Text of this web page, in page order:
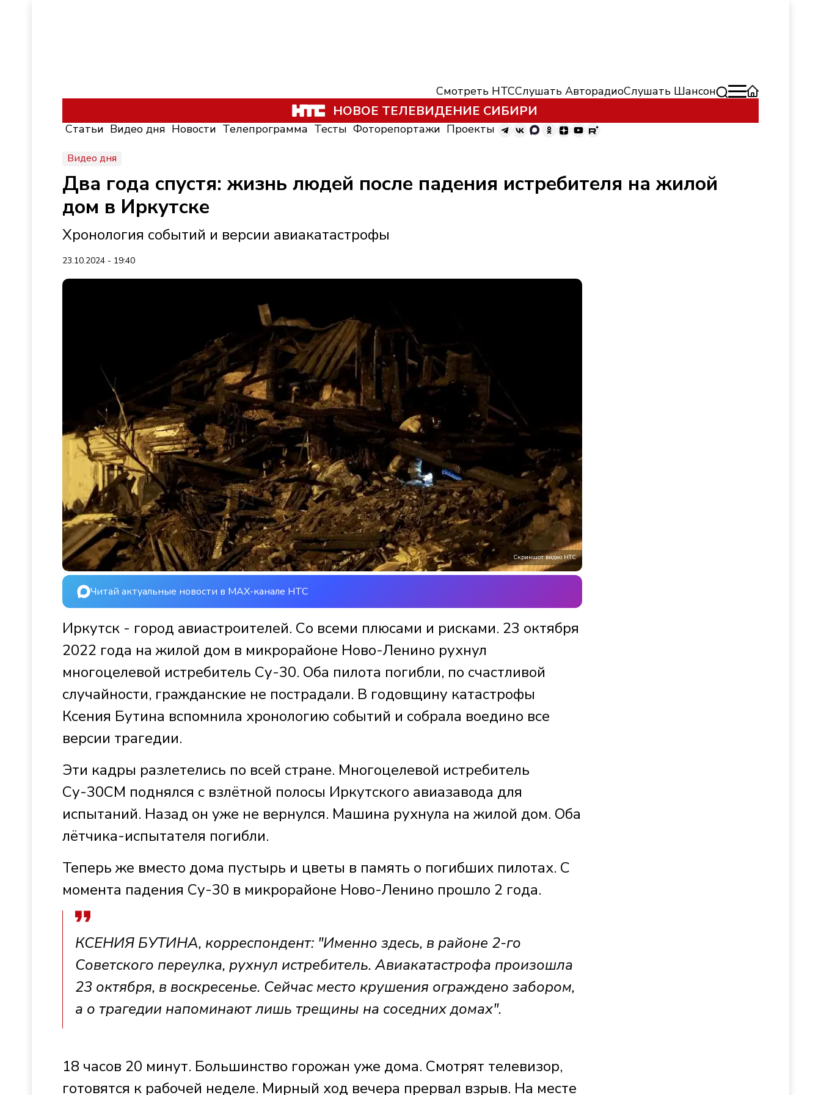
Смотреть НТССлушать АвторадиоСлушать Шансон
НОВОЕ ТЕЛЕВИДЕНИЕ СИБИРИ
Статьи Видео дня Новости Телепрограмма Тесты Фоторепортажи Проекты
Видео дня
Два года спустя: жизнь людей после падения истребителя на жилой
дом в Иркутске
Хронология событий и версии авиакатастрофы
23.10.2024 - 19:40
Скриншот видео НТС
Читай актуальные новости в MAX-канале НТС
Иркутск - город авиастроителей. Со всеми плюсами и рисками. 23 октября
2022 года на жилой дом в микрорайоне Ново-Ленино рухнул
многоцелевой истребитель Су-30. Оба пилота погибли, по счастливой
случайности, гражданские не пострадали. В годовщину катастрофы
Ксения Бутина вспомнила хронологию событий и собрала воедино все
версии трагедии.
Эти кадры разлетелись по всей стране. Многоцелевой истребитель
Су-30СМ поднялся с взлётной полосы Иркутского авиазавода для
испытаний. Назад он уже не вернулся. Машина рухнула на жилой дом. Оба
лётчика-испытателя погибли.
Теперь же вместо дома пустырь и цветы в память о погибших пилотах. С
момента падения Су-30 в микрорайоне Ново-Ленино прошло 2 года.
КСЕНИЯ БУТИНА, корреспондент: "Именно здесь, в районе 2-го
Советского переулка, рухнул истребитель. Авиакатастрофа произошла
23 октября, в воскресенье. Сейчас место крушения ограждено забором,
а о трагедии напоминают лишь трещины на соседних домах".
18 часов 20 минут. Большинство горожан уже дома. Смотрят телевизор,
готовятся к рабочей неделе. Мирный ход вечера прервал взрыв. На месте